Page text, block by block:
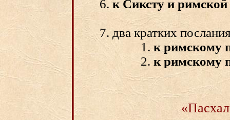
к Сиксту и
два кратких
к римскому
к римскому